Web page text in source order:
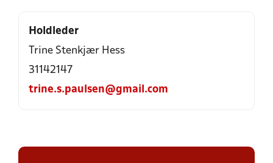
Holdleder
Trine Stenkjær Hess
31142147
trine.s.paulsen@gmail.com